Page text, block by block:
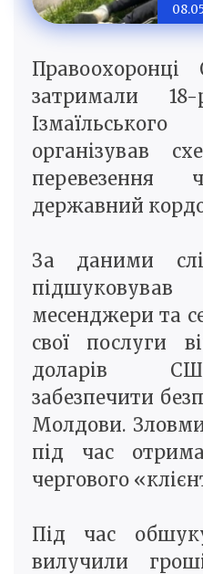
Правоохоронці
затримали 18-
організував
перевезення
державний
За даними
підшуковував
месенджери та
свої послуги
доларів
забезпечити
Молдови.
під час
чергового
Під час
вилучили